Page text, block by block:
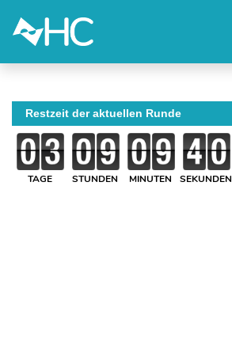
Restzeit der aktuellen Runde
TAGE STUNDEN MINUTEN SEKUNDEN